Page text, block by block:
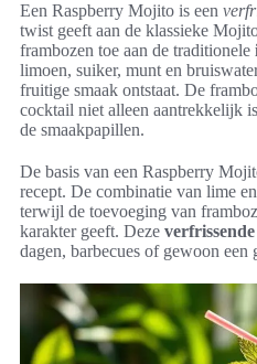
Een Raspberry Mojito is een
twist geeft aan de klassieke
frambozen toe aan de traditionele
limoen, suiker, munt en
fruitige smaak ontstaat. De
cocktail niet alleen aantrekkelijk
de smaakpapillen.
De basis van een Raspberry
recept. De combinatie van lime
terwijl de toevoeging van
karakter geeft. Deze
dagen, barbecues of gewoon